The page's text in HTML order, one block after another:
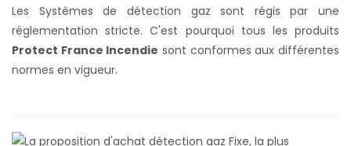
Les Systèmes de détection gaz sont régis par une
réglementation stricte. C'est pourquoi tous les produits
Protect France Incendie sont conformes aux différentes
normes en vigueur.